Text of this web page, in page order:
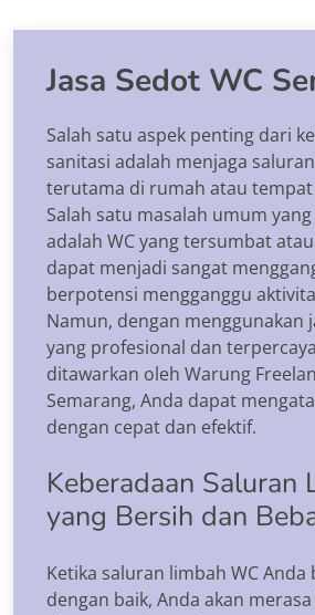
Jasa Sedot WC
Salah satu aspek penting dari
sanitasi adalah menjaga
terutama di rumah atau tempat
Salah satu masalah umum
adalah WC yang tersumbat
dapat menjadi sangat
berpotensi mengganggu
Namun, dengan menggunakan
yang profesional dan
ditawarkan oleh Warung
Semarang, Anda dapat
dengan cepat dan efektif.
Keberadaan Saluran
yang Bersih dan
Ketika saluran limbah WC Anda
dengan baik, Anda akan